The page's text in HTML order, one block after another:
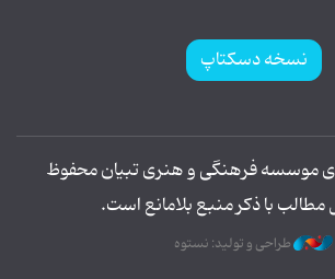
نسخه دسکتاپ
موسسه فرهنگی و هنری تبیان محفوظ
با ذکر منبع بلامانع است.
طراحی و تولید: نستوه